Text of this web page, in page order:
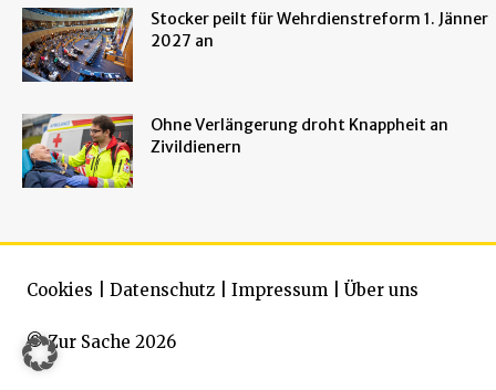
Stocker peilt für Wehrdienstreform 1. Jänner
2027 an
Ohne Verlängerung droht Knappheit an
Zivildienern
© Zur Sache 2026
Cookies Datenschutz Impressum Über uns